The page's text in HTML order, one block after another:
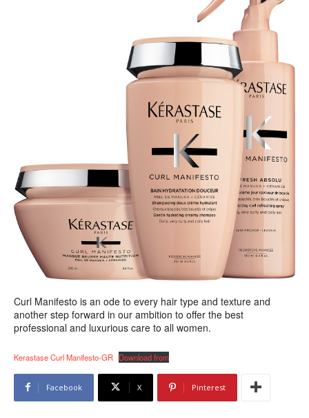
Curl Manifesto is an ode to every hair type and texture and
another step forward in our ambition to offer the best
professional and luxurious care to all women.
Kerastase Curl Manifesto-GR Download from
Facebook X Pinterest